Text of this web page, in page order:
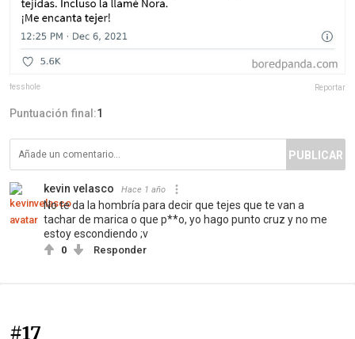
fesshole Reportar
Puntuación final:1
PUBLICAR
kevin velasco Hace 1 año
No te da la hombría para decir que tejes que te van a
tachar de marica o que p**o, yo hago punto cruz y no me
estoy escondiendo ;v
0 Responder
#17